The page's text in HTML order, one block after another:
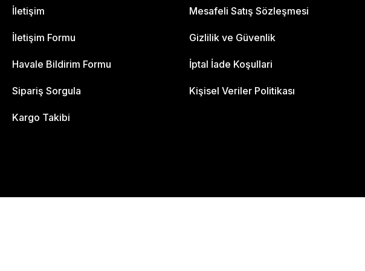
İletişim
İletişim Formu
Havale Bildirim Formu
Sipariş Sorgula
Kargo Takibi
Mesafeli Satış Sözleşmesi
Gizlilik ve Güvenlik
İptal İade Koşullari
Kişisel Veriler Politikası